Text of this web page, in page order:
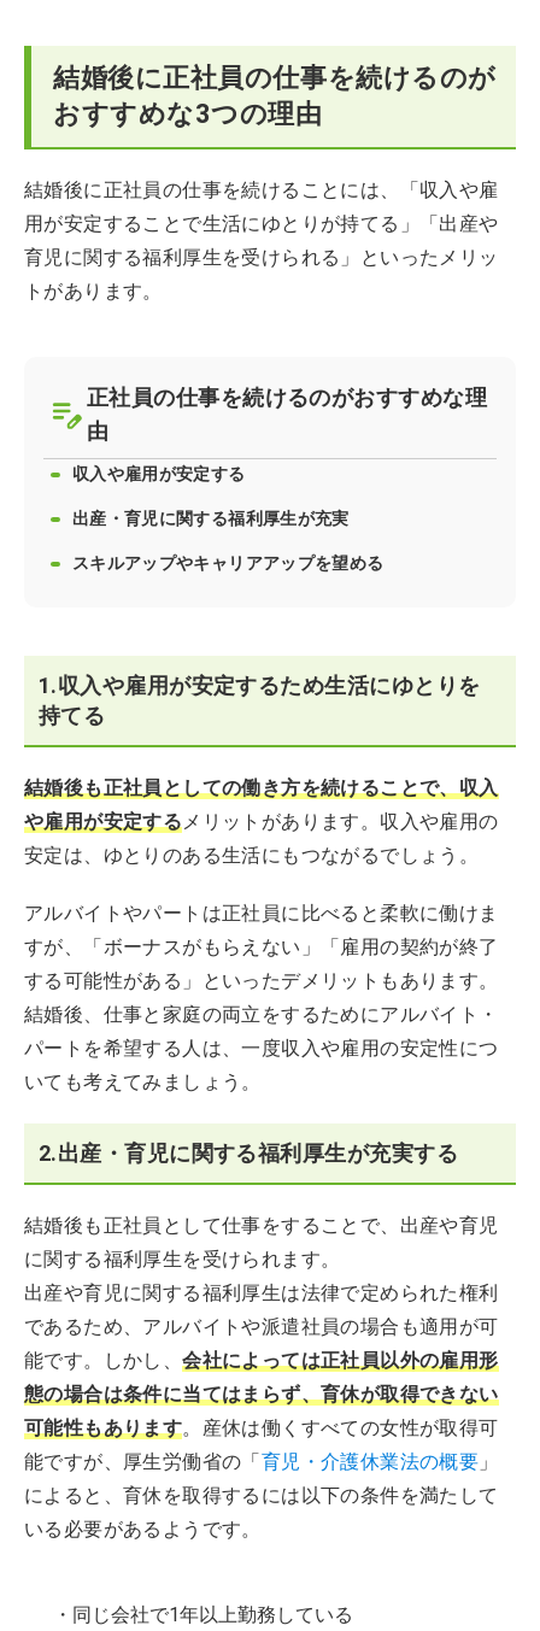
結婚後に正社員の仕事を続けるのが
おすすめな3つの理由
結婚後に正社員の仕事を続けることには、「収入や雇
用が安定することで生活にゆとりが持てる」「出産や
育児に関する福利厚生を受けられる」といったメリッ
トがあります。
正社員の仕事を続けるのがおすすめな理
由
収入や雇用が安定する
出産・育児に関する福利厚生が充実
スキルアップやキャリアアップを望める
1.収入や雇用が安定するため生活にゆとりを
持てる
結婚後も正社員としての働き方を続けることで、収入
や雇用が安定するメリットがあります。収入や雇用の
安定は、ゆとりのある生活にもつながるでしょう。
アルバイトやパートは正社員に比べると柔軟に働けま
すが、「ボーナスがもらえない」「雇用の契約が終了
する可能性がある」といったデメリットもあります。
結婚後、仕事と家庭の両立をするためにアルバイト・
パートを希望する人は、一度収入や雇用の安定性につ
いても考えてみましょう。
2.出産・育児に関する福利厚生が充実する
結婚後も正社員として仕事をすることで、出産や育児
に関する福利厚生を受けられます。
出産や育児に関する福利厚生は法律で定められた権利
であるため、アルバイトや派遣社員の場合も適用が可
能です。しかし、会社によっては正社員以外の雇用形
態の場合は条件に当てはまらず、育休が取得できない
可能性もあります。産休は働くすべての女性が取得可
能ですが、厚生労働省の「 育児・介護休業法の概要 」
によると、育休を取得するには以下の条件を満たして
いる必要があるようです。
・同じ会社で1年以上勤務している